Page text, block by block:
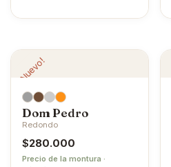
¡Nuevo!
Dom Pedro
Redondo
$280.000
Precio de la montura ·